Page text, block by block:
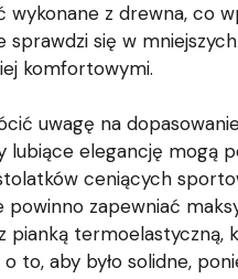
z drewna, co
się w
komfortowymi.
uwagę na
elegancję mogą
ceniących
powinno zapewniać
termoelastyczną,
aby było solidne,